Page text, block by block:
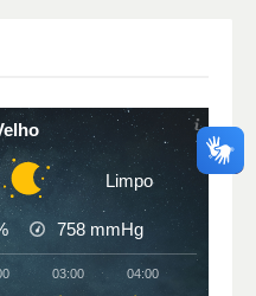
Limpo
758 mmHg
03:00 04:00